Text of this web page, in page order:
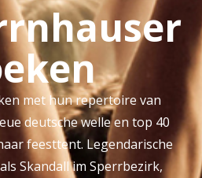
met hun repertoire van
deutsche welle en top 40
feesttent. Legendarische
Skandall im Sperrbezirk,